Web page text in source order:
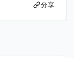
分享